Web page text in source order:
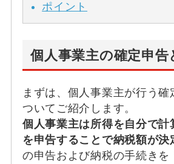
ポイント
個人事業主の確定申告
まずは、個人事業主が行う確
ついてご紹介します。
個人事業主は所得を自分で計
を申告することで納税額が決
の申告および納税の手続きを